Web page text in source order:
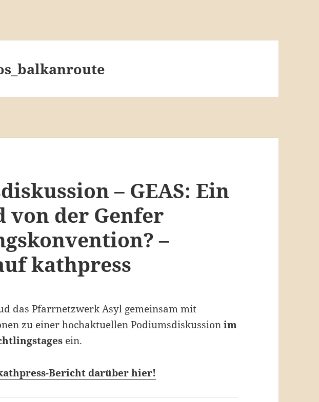
– GEAS: Ein
von der Genfer
–
kathpress
das Pfarrnetzwerk Asyl gemeinsam mit
zu einer hochaktuellen Podiumsdiskussionim
ein.
Bericht darüber hier!